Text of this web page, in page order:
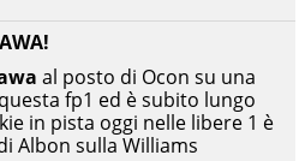
al posto di Ocon su una
fp1 ed è subito lungo
in pista oggi nelle libere 1 è
Albon sulla Williams